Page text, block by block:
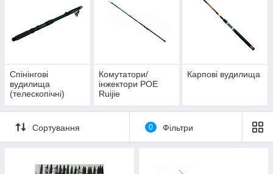
Спінінгові
вудилища
(телескопічні)
Комутатори/
інжектори POE
Ruijie
Карпові вудилища
Сортування 0 Фільтри